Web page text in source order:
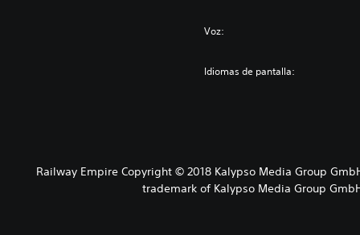
Voz:
Idiomas de pantalla:
Railway Empire Copyright © 2018 Kalypso Media Group
trademark of Kalypso Media Group